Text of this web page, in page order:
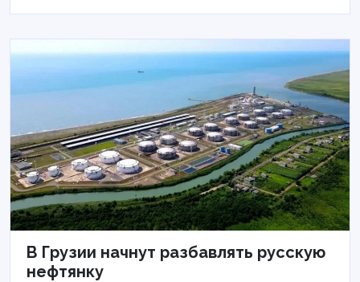
В Грузии начнут разбавлять русскую
нефтянку